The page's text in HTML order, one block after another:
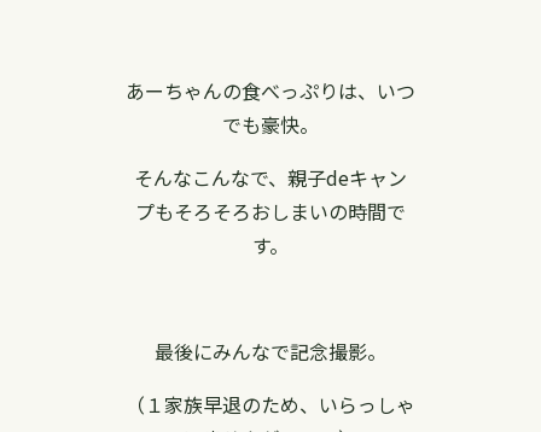
あーちゃんの食べっぷりは、いつ
でも豪快。
そんなこんなで、親子deキャン
プもそろそろおしまいの時間で
す。
最後にみんなで記念撮影。
（１家族早退のため、いらっしゃ